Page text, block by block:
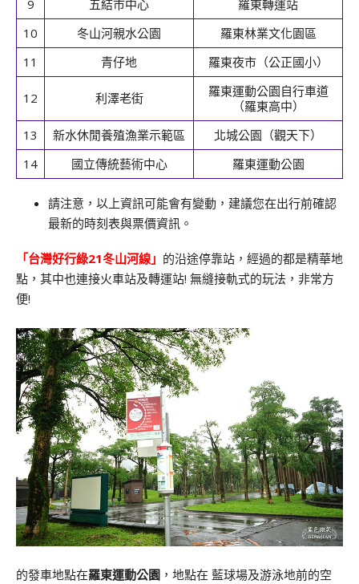
9 五結市中心
羅東轉運站
10
冬山河親水公園
羅東林業文化園區
11
青仔地 羅東夜市（公正國小）
12 利澤老街
羅東運動公園自行車道
（羅東高中）
13
新水休閒養殖漁業示範區
北城公園（觀天下）
14
國立傳統藝術中心 羅東運動公園
請注意，以上資訊可能會有變動，建議您在出行前確認
最新的時刻表與票價資訊。
「台灣好行綠21冬山河線」 的沿途停靠站，經過的都是精華地
點，其中也連接火車站及轉運站! 無縫接軌式的玩法，非常方
便!
的發車地點在羅東運動公園 ，地點在 藍球場及游泳地前的空